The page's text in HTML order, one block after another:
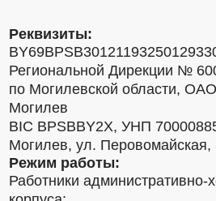
Реквизиты:
Региональной Дирекции №
по Могилевской области,
Могилев
BIC BPSBBY2X, УНП
Могилев, ул. Перовомайская,
Режим работы:
Работники административно-